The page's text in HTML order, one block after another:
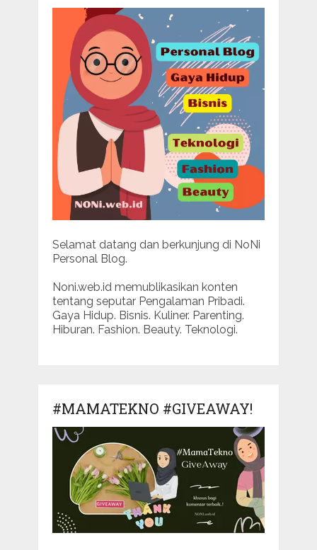
Selamat datang dan berkunjung di NoNi
Personal Blog.
Noni.web.id memublikasikan konten
tentang seputar Pengalaman Pribadi.
Gaya Hidup. Bisnis. Kuliner. Parenting.
Hiburan. Fashion. Beauty. Teknologi.
#MAMATEKNO #GIVEAWAY!